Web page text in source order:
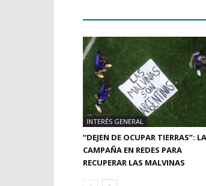
INTERÉS GENERAL
“DEJEN DE OCUPAR TIERRAS”: LA
CAMPAÑA EN REDES PARA
RECUPERAR LAS MALVINAS